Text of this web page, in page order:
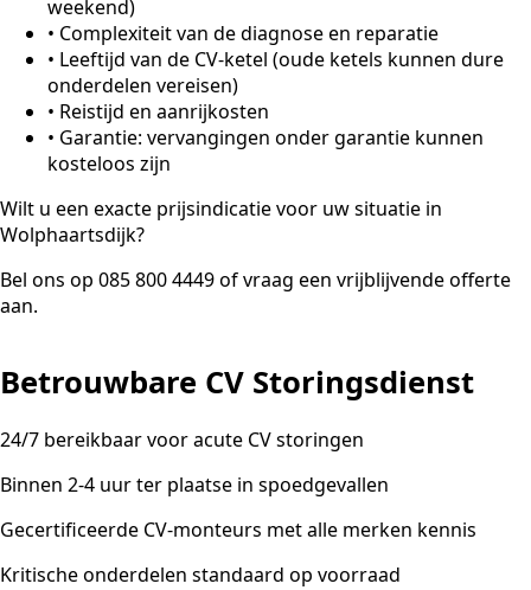
weekend)
• Complexiteit van de diagnose en reparatie
• Leeftijd van de CV-ketel (oude ketels kunnen dure
onderdelen vereisen)
• Reistijd en aanrijkosten
• Garantie: vervangingen onder garantie kunnen
kosteloos zijn
Wilt u een exacte prijsindicatie voor uw situatie in
Wolphaartsdijk?
Bel ons op 085 800 4449 of vraag een vrijblijvende offerte
aan.
Betrouwbare CV Storingsdienst
24/7 bereikbaar voor acute CV storingen
Binnen 2-4 uur ter plaatse in spoedgevallen
Gecertificeerde CV-monteurs met alle merken kennis
Kritische onderdelen standaard op voorraad